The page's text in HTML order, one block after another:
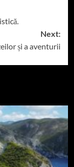
Next:
și a aventurii